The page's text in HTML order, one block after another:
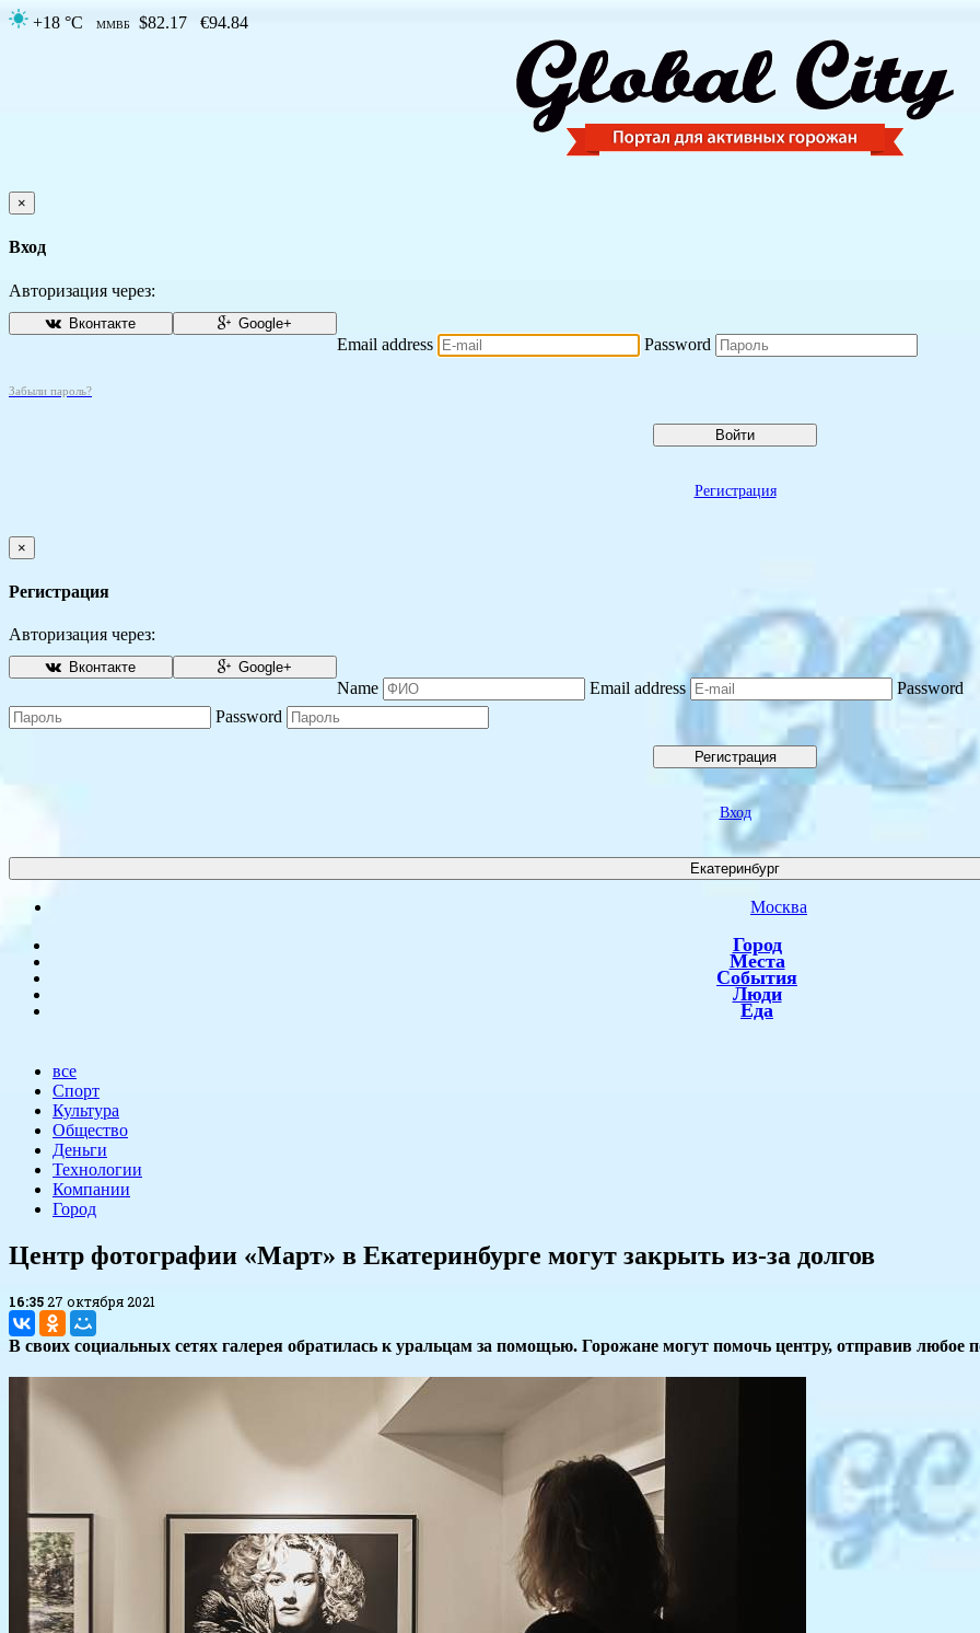
+18 °C ММВБ $82.17 €94.84
×
Вход
Авторизация через:
Вконтакте Google+
Email address Password
Забыли пароль?
Войти
Регистрация
×
Регистрация
Авторизация через:
Вконтакте Google+
Name Email address
Password
Password
Регистрация
Вход
Екатеринбург
Москва
Город
Места
События
Люди
Еда
все
Спорт
Культура
Общество
Деньги
Технологии
Компании
Город
Центр фотографии «Март» в Екатеринбурге могут закрыть из-за долгов
16:3527 октября 2021
В своих социальных сетях галерея обратилась к уральцам за помощью. Горожане могут помочь центру, отправив любое